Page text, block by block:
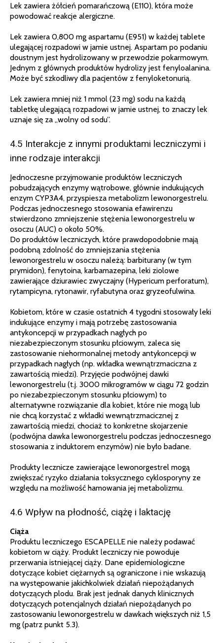
Lek zawiera żółcień pomarańczową (E110), która może
powodować reakcje alergiczne.
Lek zawiera 0,800 mg aspartamu (E951) w każdej tablete
ulegającej rozpadowi w jamie ustnej. Aspartam po podaniu
doustnym jest hydrolizowany w przewodzie pokarmowym.
Jednym z głównych produktów hydrolizy jest fenyloalanina.
Może być szkodliwy dla pacjentów z fenyloketonurią.
Lek zawiera mniej niż 1 mmol (23 mg) sodu na każdą
tabletkę ulegającą rozpadowi w jamie ustnej, to znaczy lek
uznaje się za „wolny od sodu”.
4.5 Interakcje z innymi produktami leczniczymi i
inne rodzaje interakcji
Jednoczesne przyjmowanie produktów leczniczych
pobudzających enzymy wątrobowe, głównie indukujących
enzym CYP3A4, przyspiesza metabolizm lewonorgestrelu.
Podczas jednoczesnego stosowania efawirenzu
stwierdzono zmniejszenie stężenia lewonorgestrelu w
osoczu (AUC) o około 50%.
Do produktów leczniczych, które prawdopodobnie mają
podobną zdolność do zmniejszania stężenia
lewonorgestrelu w osoczu należą: barbiturany (w tym
prymidon), fenytoina, karbamazepina, leki ziolowe
zawierające dziurawiec zwyczajny (Hypericum perforatum),
rytampicyna, rytonawir, ryfabutyna oraz gryzeofulwina.
Kobietom, które w czasie ostatnich 4 tygodni stosowały leki
indukujące enzymy i mają potrzebę zastosowania
antykoncepcji w przypadkach nagłych po
niezabezpieczonym stosunku płciowym, zaleca się
zastosowanie niehormonalnej metody antykoncepcji w
przypadkach nagłych (np. wkładka wewnątrzmaciczna z
zawartością miedzi). Przyjęcie podwójnej dawki
lewonorgestrelu (t.j. 3000 mikrogramów w ciągu 72 godzin
po niezabezpieczonym stosunku płciowym) to
alternatywne rozwiązanie dla kobiet, które nie mogą lub
nie chcą korzystać z wkładki wewnątrzmacicznej z
zawartością miedzi, chociaż to konkretne skojarzenie
(podwójna dawka lewonorgestrelu podczas jednoczesnego
stosowania z induktorem enzymów) nie było badane.
Produkty lecznicze zawierające lewonorgestrel mogą
zwiększać ryzyko działania toksycznego cyklosporyny ze
względu na możliwość hamowania jej metabolizmu.
4.6 Wpływ na płodność, ciążę i laktację
Ciąża
Produktu leczniczego ESCAPELLE nie należy podawać
kobietom w ciąży. Produkt leczniczy nie powoduje
przerwania istniejącej ciąży. Dane epidemiologiczne
dotyczące kobiet ciężarnych są ograniczone i nie wskazują
na występowanie jakichkolwiek działań niepożądanych
dotyczących plodu. Brak jest jednak danych klinicznych
dotyczących potencjalnych działań niepożądanych po
zastosowaniu lewonorgestrelu w dawkach większych niż 1,5
mg (patrz punkt 5.3).